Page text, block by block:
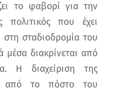
το φαβορί για την
πολιτικός που έχει
στη σταδιοδρομία του
διακρίνεται από
Η διαχείριση της
από το πόστο του